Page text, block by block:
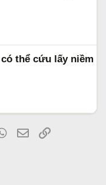
thể cứu lấy niềm
WhatsApp
Email